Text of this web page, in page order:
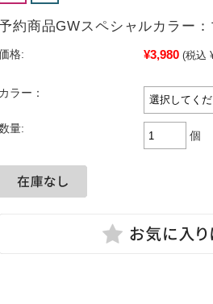
約商品GWスペシャルカラー
格: ¥3,980 (税込
カラー：
量:
個